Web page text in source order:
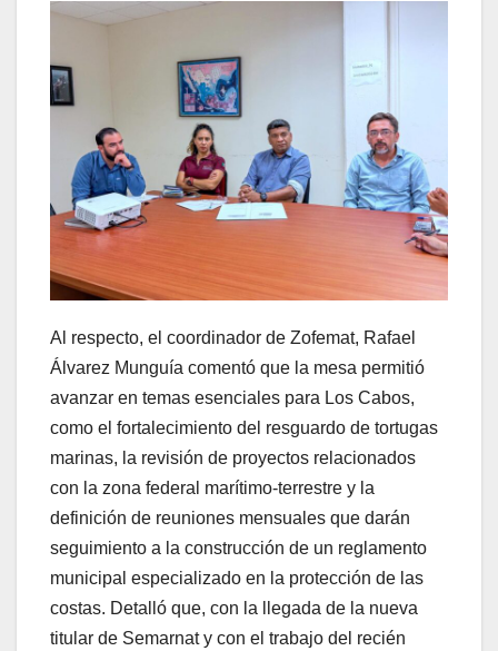
Al respecto, el coordinador de Zofemat, Rafael
Álvarez Munguía comentó que la mesa permitió
avanzar en temas esenciales para Los Cabos,
como el fortalecimiento del resguardo de tortugas
marinas, la revisión de proyectos relacionados
con la zona federal marítimo-terrestre y la
definición de reuniones mensuales que darán
seguimiento a la construcción de un reglamento
municipal especializado en la protección de las
costas. Detalló que, con la llegada de la nueva
titular de Semarnat y con el trabajo del recién